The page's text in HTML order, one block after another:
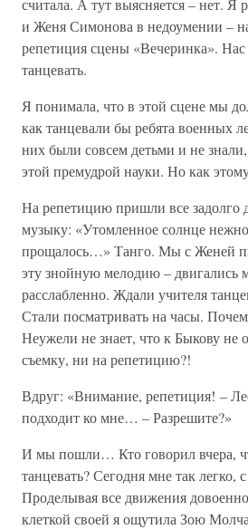
считала. А тут выясняется – нет. Я
и Женя Симонова в недоумении – на
репетиция сцены «Вечеринка».
танцевать.
Я понимала, что в этой сцене мы
как танцевали бы ребята военных
них были совсем детьми и не
этой премудрой науки. Но как
На репетицию пришли все задолго
музыку: «Утомленное солнце
прощалось…» Танго. Мы с Женей
эту знойную мелодию – двигались
расслабленно. Ждали учителя
Стали посматривать на часы.
Неужели не знает, что к Быкову не
съемку, ни на репетицию?!
Вдруг: «Внимание, репетиция! –
подходит ко мне… – Разрешите?»
И мы пошли… Кто говорил вчера,
танцевать? Сегодня мне так легко,
Проделывая все движения
клеткой своей я ощутила Зою